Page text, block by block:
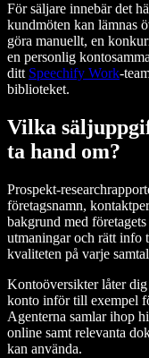
För säljare innebär det
kundmöten kan lämnas
göra manuellt, en
en personlig
ditt Speechify Work-
biblioteket.
Vilka
ta hand om?
Prospekt-
företagsnamn,
bakgrund med
utmaningar och rätt
kvaliteten på varje
Kontoöversikter låter
konto inför till exempel
Agenterna samlar ihop
online samt relevanta
kan använda.